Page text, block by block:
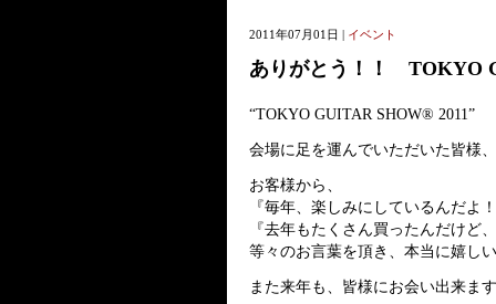
2011年07月01日 | イベント
ありがとう！！ TOKYO
“TOKYO GUITAR SHOW® 2011”
会場に足を運んでいただいた皆様
お客様から、
『毎年、楽しみにしているんだよ
『去年もたくさん買ったんだけど
等々のお言葉を頂き、本当に嬉し
また来年も、皆様にお会い出来ま